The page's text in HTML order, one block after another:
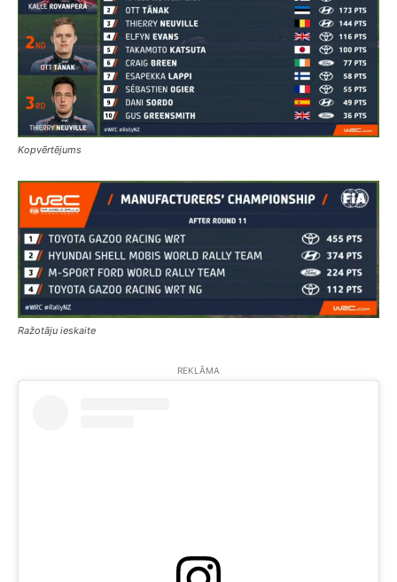
Kopvērtējums
Ražotāju ieskaite
REKLĀMA